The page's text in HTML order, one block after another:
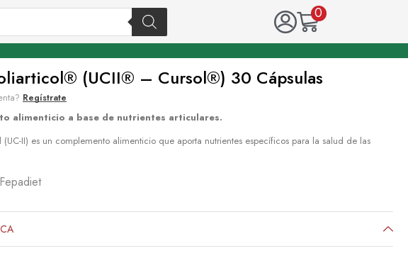
0
(UCII® – Cursol®) 30 Cápsulas
Regístrate
alimenticio a base de nutrientes articulares.
(UC-II) es un complemento alimenticio que aporta nutrientes específicos para la salud de las
Fepadiet